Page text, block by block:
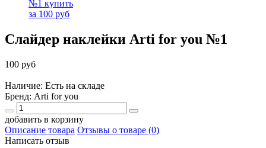
Слайдер наклейки Arti for you №1
100 руб
Наличие: Есть на складе
Бренд: Arti for you
добавить в корзину
Описание товара Отзывы о товаре (0)
Написать отзыв